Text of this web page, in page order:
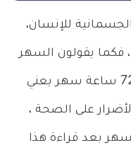
للإنسان،
فكما يقولون السهر
لمدة 24 ساعة يسبب الإرهاق و 72 ساعة سهر يعني
على الصحة ،
بعد قراءة هذا